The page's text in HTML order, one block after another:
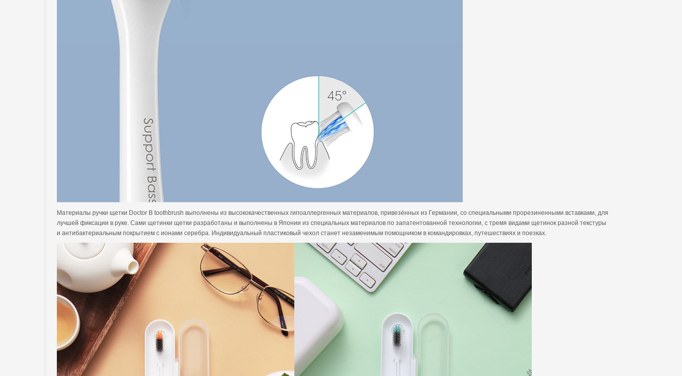
Материалы ручки щетки Doctor B toothbrush выполнены из высококачественных гипоаллергенных материалов, привезённых из Германии, со специальными прорезиненными вставками, для
лучшей фиксации в руке. Сами щетинки щетки разработаны и выполнены в Японии из специальных материалов по запатентованной технологии, с тремя видами щетинок разной текстуры
и антибактериальным покрытием с ионами серебра. Индивидуальный пластиковый чехол станет незаменимым помощником в командировках, путешествиях и поезках.